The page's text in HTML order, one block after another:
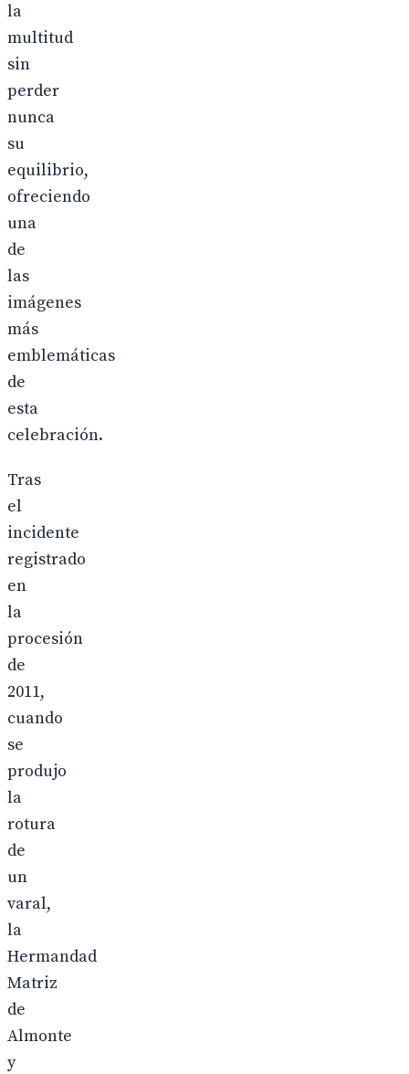
la
multitud
sin
perder
nunca
su
equilibrio,
ofreciendo
una
de
las
imágenes
más
emblemáticas
de
esta
celebración.
Tras
el
incidente
registrado
en
la
procesión
de
2011,
cuando
se
produjo
la
rotura
de
un
varal,
la
Hermandad
Matriz
de
Almonte
y